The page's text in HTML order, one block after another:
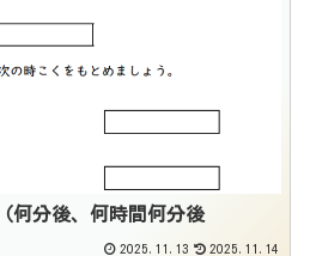
分後、何時間何分後
2025.11.13 2025.11.14